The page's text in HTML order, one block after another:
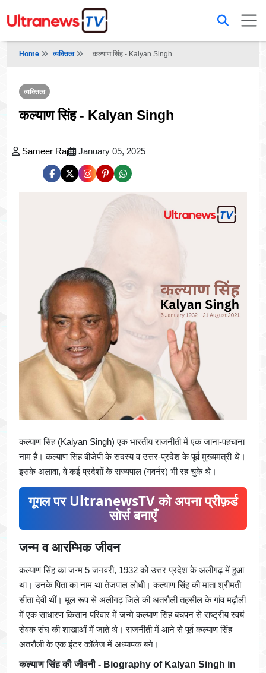
Home व्यक्तित्व कल्याण सिंह - Kalyan Singh
व्यक्तित्व
कल्याण सिंह - Kalyan Singh
Sameer Raj January 05, 2025
कल्याण सिंह (Kalyan Singh) एक भारतीय राजनीती में एक जाना-पहचाना
नाम है। कल्याण सिंह बीजेपी के सदस्य व उत्तर-प्रदेश के पूर्व मुख्यमंत्री थे।
इसके अलावा, वे कई प्रदेशों के राज्यपाल (गवर्नर) भी रह चुके थे।
गूगल पर UltranewsTV को अपना प्रीफ़र्ड
सोर्स बनाएँ
जन्म व आरम्भिक जीवन
कल्याण सिंह का जन्म 5 जनवरी, 1932 को उत्तर प्रदेश के अलीगढ़ में हुआ
था। उनके पिता का नाम था तेजपाल लोधी। कल्याण सिंह की माता श्रीमती
सीता देवी थीं। मूल रूप से अलीगढ़ जिले की अतरौली तहसील के गांव मढ़ौली
में एक साधारण किसान परिवार में जन्मे कल्याण सिंह बचपन से राष्ट्रीय स्वयं
सेवक संघ की शाखाओं में जाते थे। राजनीती में आने से पूर्व कल्याण सिंह
अतरौली के एक इंटर कॉलेज में अध्यापक बने।
कल्याण सिंह की जीवनी - Biography of Kalyan Singh in